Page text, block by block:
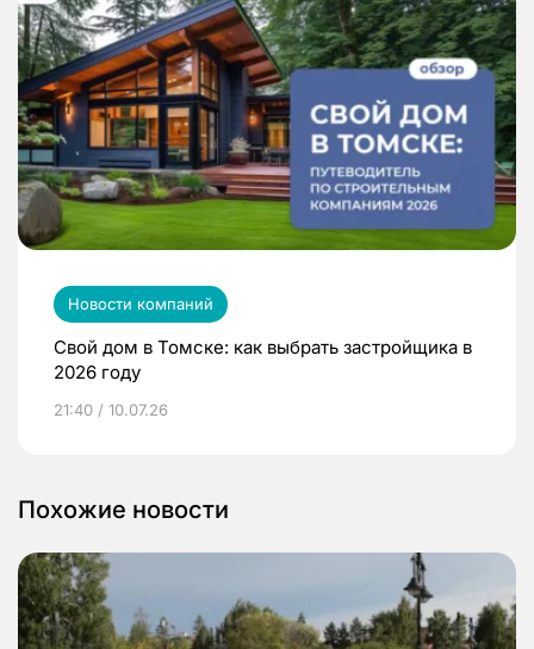
Новости компаний
Свой дом в Томске: как выбрать застройщика в
2026 году
21:40 / 10.07.26
Похожие новости